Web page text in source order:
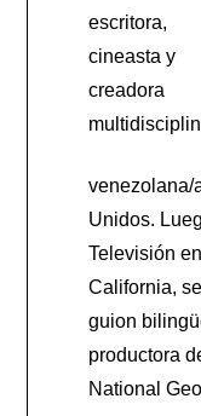
escritora,
cineasta y
creadora
venezolana/
Unidos.
Televisión
California,
guion
productora
National